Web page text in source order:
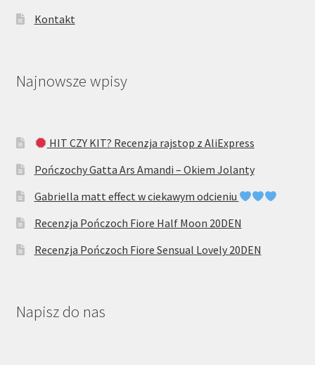
Kontakt
Najnowsze wpisy
HIT CZY KIT? Recenzja rajstop z AliExpress
Pończochy Gatta Ars Amandi – Okiem Jolanty
Gabriella matt effect w ciekawym odcieniu
Recenzja Pończoch Fiore Half Moon 20DEN
Recenzja Pończoch Fiore Sensual Lovely 20DEN
Napisz do nas